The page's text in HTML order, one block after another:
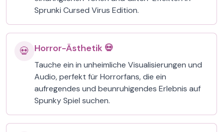
Sprunki Cursed Virus Edition.
💀 Horror-Ästhetik 💀
Tauche ein in unheimliche Visualisierungen und
Audio, perfekt für Horrorfans, die ein
aufregendes und beunruhigendes Erlebnis auf
Spunky Spiel suchen.